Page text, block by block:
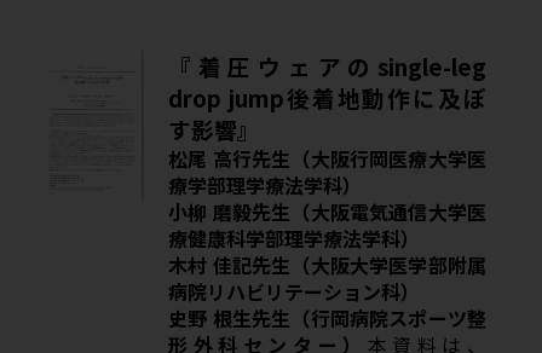
『着圧ウェアのsingle-leg
drop jump後着地動作に及ぼ
す影響』
松尾 高行先生（大阪行岡医療大学医
療学部理学療法学科）
小柳 磨毅先生（大阪電気通信大学医
療健康科学部理学療法学科）
木村 佳記先生（大阪大学医学部附属
病院リハビリテーション科）
史野 根生先生（行岡病院スポーツ整
形外科センター） 本資料は、